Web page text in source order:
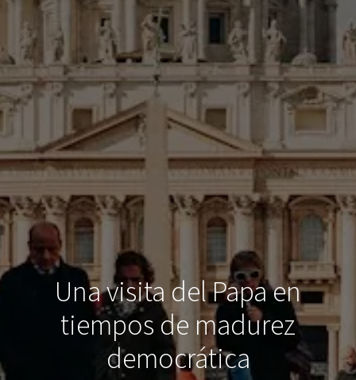
Una visita del Papa en
tiempos de madurez
democrática